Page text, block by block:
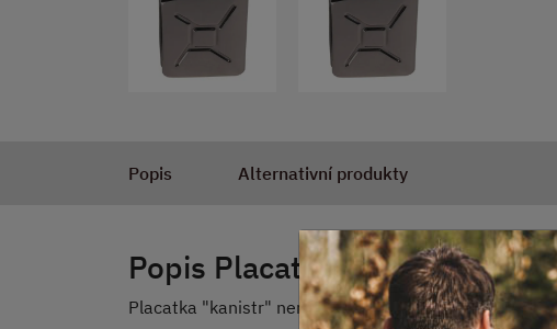
Popis Alternativní produkty
Popis Placatka "kanistr" nerez
Placatka "kanistr" nerez.